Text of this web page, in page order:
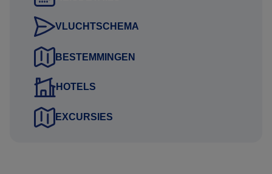
Contactgegevens van kennis of familie die niet meegaat
tijdens de reis
Deze gegevens kunt u via het aanvraag tabblad van het
reisvoorstel versturen. Uw gegevens worden via een
Uitkijkend naar uw reactie.
VLUCHTSCHEMA
BESTEMMINGEN
HOTELS
EXCURSIES